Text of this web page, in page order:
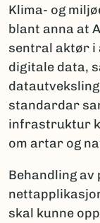
Klima- og
blant anna at
sentral aktør i
digitale data,
standardar
infrastruktur
om artar og
Behandling
skal kunne